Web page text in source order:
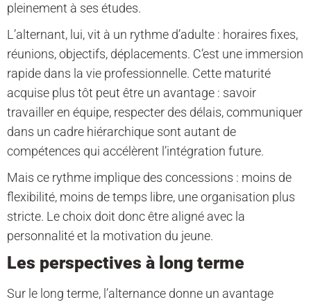
pleinement à ses études.
L’alternant, lui, vit à un rythme d’adulte : horaires fixes,
réunions, objectifs, déplacements. C’est une immersion
rapide dans la vie professionnelle. Cette maturité
acquise plus tôt peut être un avantage : savoir
travailler en équipe, respecter des délais, communiquer
dans un cadre hiérarchique sont autant de
compétences qui accélèrent l’intégration future.
Mais ce rythme implique des concessions : moins de
flexibilité, moins de temps libre, une organisation plus
stricte. Le choix doit donc être aligné avec la
personnalité et la motivation du jeune.
Les perspectives à long terme
Sur le long terme, l’alternance donne un avantage